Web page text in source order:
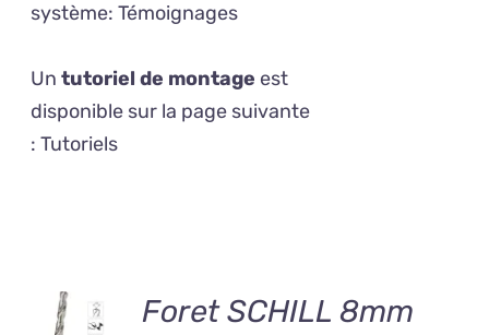
système:Témoignages
Untutoriel de montage est
disponible sur la page suivante
:Tutoriels
AJOUTER
AU
Foret SCHILL 8mm